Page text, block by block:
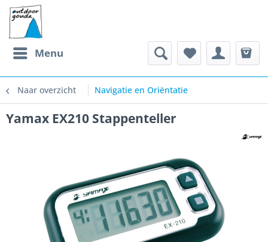
Menu
Naar overzicht Navigatie en Oriëntatie
Yamax EX210 Stappenteller